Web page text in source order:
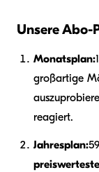
Unsere Abo-
Monatsplan:
großartige
reagiert.
Jahresplan: